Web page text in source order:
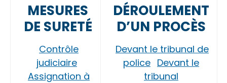
MESURES
DE SURETÉ
Contrôle
judiciaire
Assignation à
DÉROULEMENT
D’UN PROCÈS
Devant le tribunal de
police Devant le
tribunal